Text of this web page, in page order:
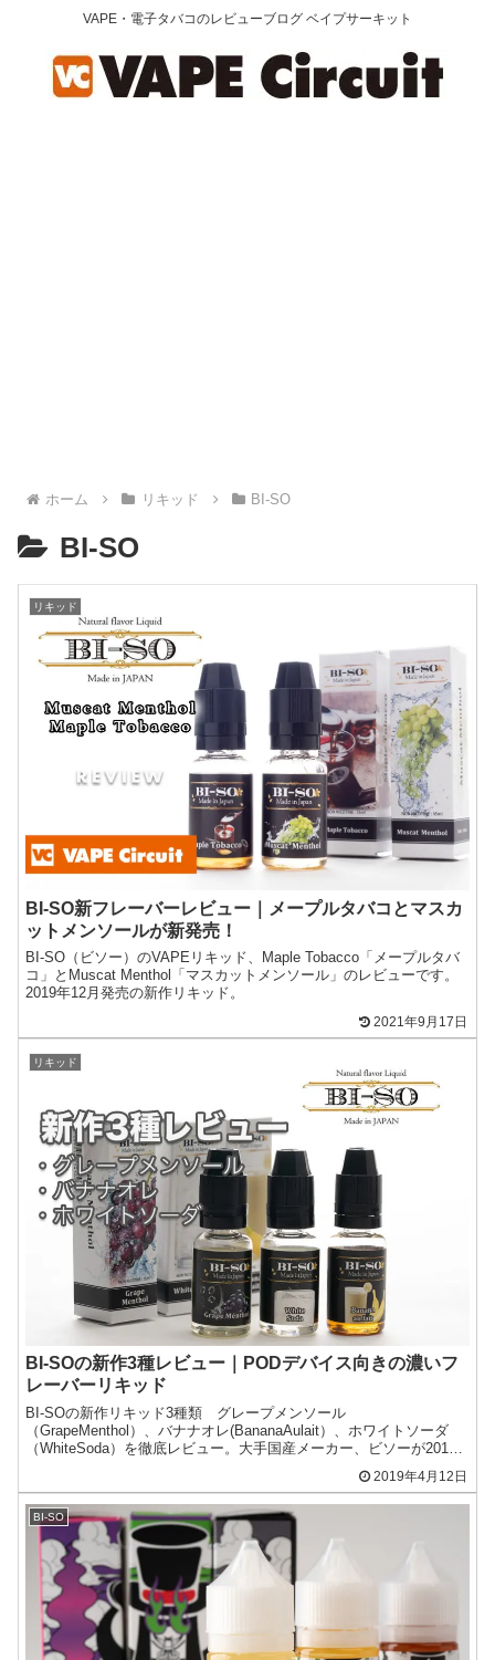
VAPE・電子タバコのレビューブログ ベイプサーキット
ホーム リキッド BI-SO
BI-SO
リキッド
BI-SO新フレーバーレビュー｜メープルタバコとマスカ
ットメンソールが新発売！
BI-SO（ビソー）のVAPEリキッド、Maple Tobacco「メープルタバ
コ」とMuscat Menthol「マスカットメンソール」のレビューです。
2019年12月発売の新作リキッド。
2021年9月17日
リキッド
BI-SOの新作3種レビュー｜PODデバイス向きの濃いフ
レーバーリキッド
BI-SOの新作リキッド3種類 グレープメンソール
（GrapeMenthol）、バナナオレ(BananaAulait）、ホワイトソーダ
（WhiteSoda）を徹底レビュー。大手国産メーカー、ビソーが2019
2019年4月12日
BI-SO